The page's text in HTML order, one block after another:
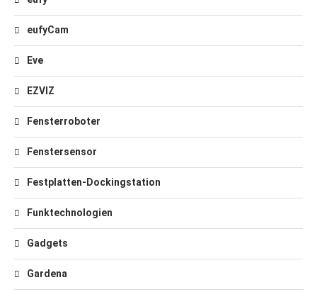
eufyCam
Eve
EZVIZ
Fensterroboter
Fenstersensor
Festplatten-Dockingstation
Funktechnologien
Gadgets
Gardena